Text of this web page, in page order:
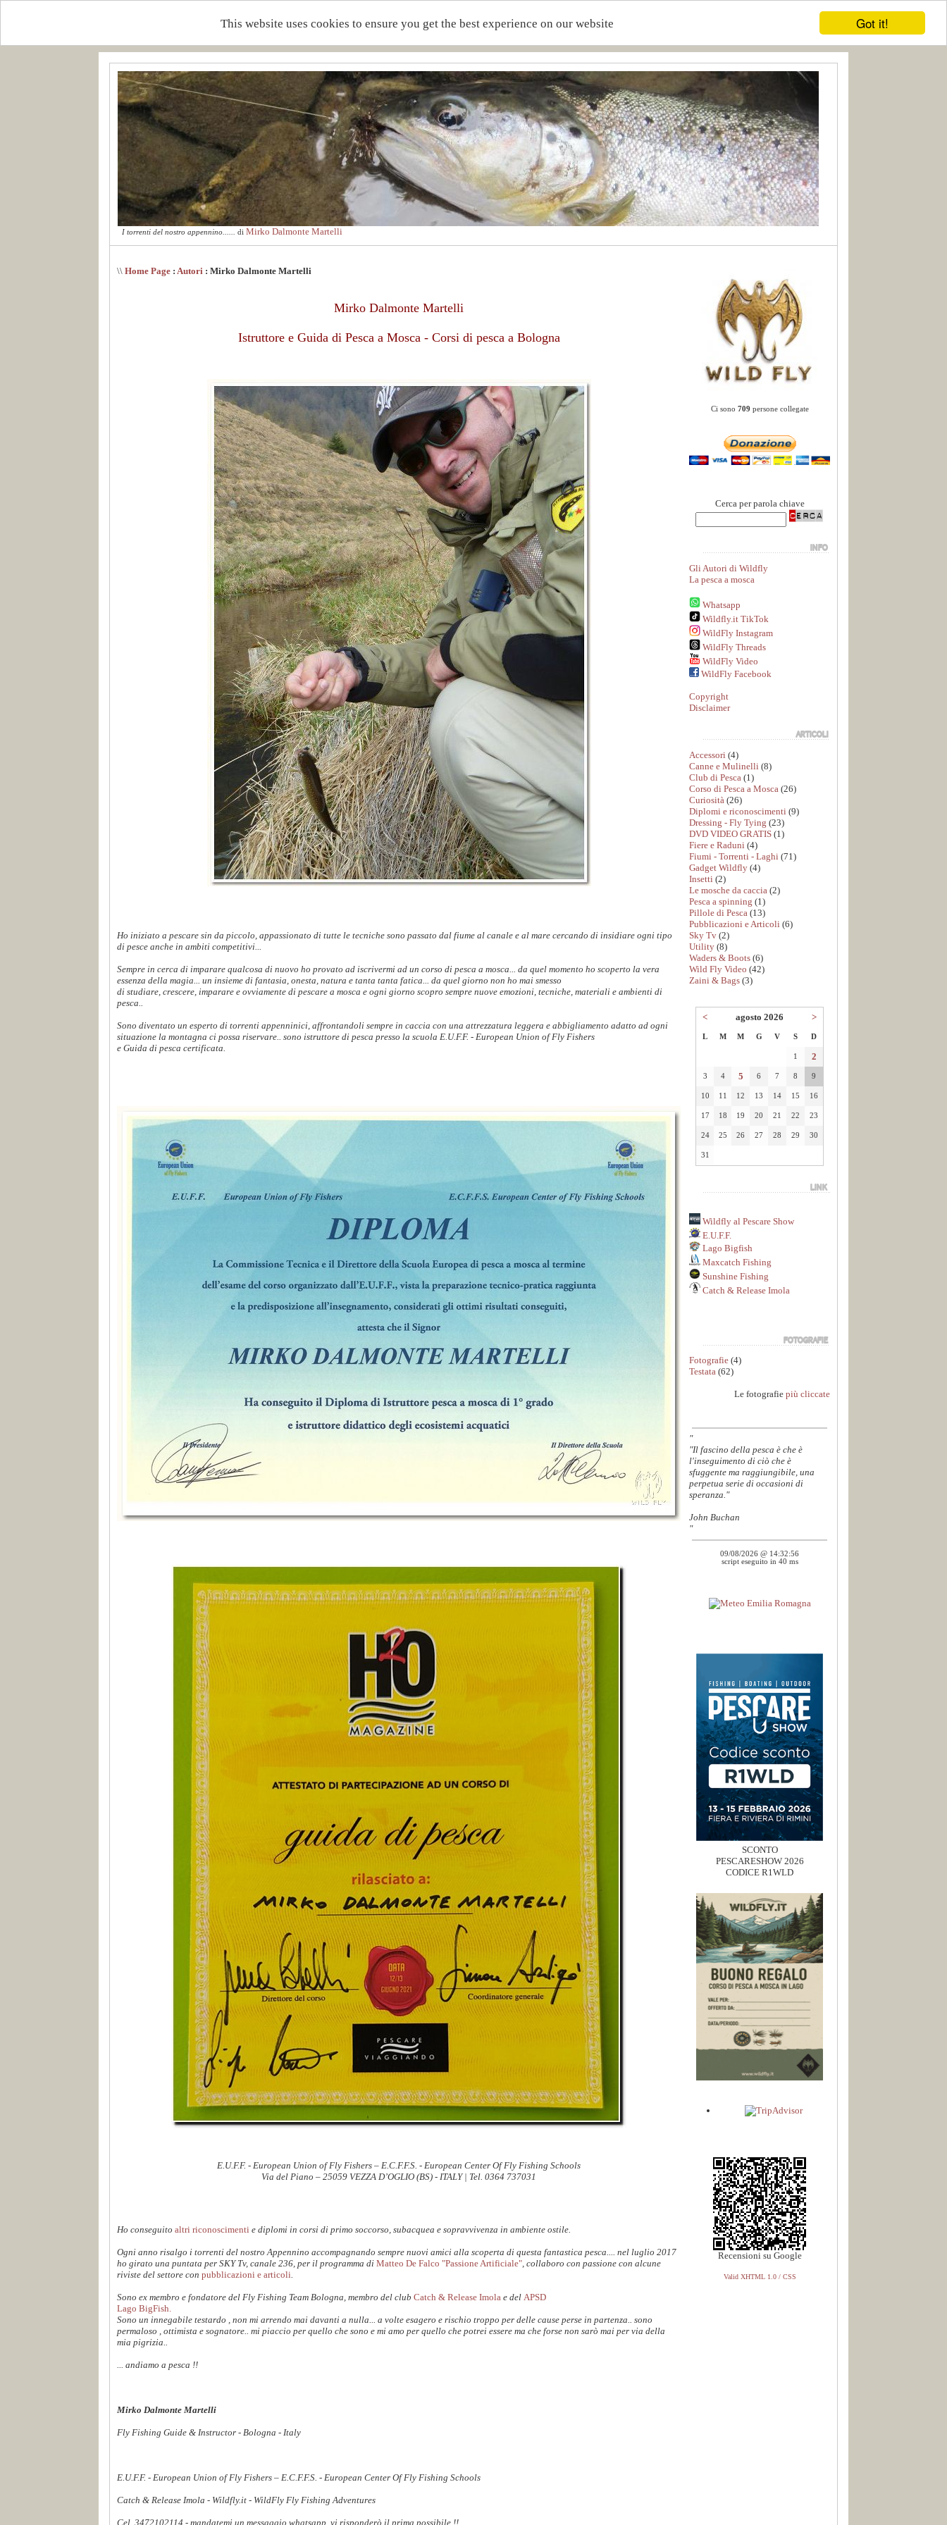
Got it!
This website uses cookies to ensure you get the best experience on our website
I torrenti del nostro appennino...... di Mirko Dalmonte Martelli
\\ Home Page : Autori : Mirko Dalmonte Martelli
Mirko Dalmonte Martelli
Istruttore e Guida di Pesca a Mosca - Corsi di pesca a Bologna
Ho iniziato a pescare sin da piccolo, appassionato di tutte le tecniche sono passato dal fiume al canale e al mare cercando di insidiare ogni tipo
di pesce anche in ambiti competitivi...
Sempre in cerca di imparare qualcosa di nuovo ho provato ad iscrivermi ad un corso di pesca a mosca... da quel momento ho scoperto la vera
essenza della magia... un insieme di fantasia, onesta, natura e tanta tanta fatica... da quel giorno non ho mai smesso
di studiare, crescere, imparare e ovviamente di pescare a mosca e ogni giorno scopro sempre nuove emozioni, tecniche, materiali e ambienti di
pesca..
Sono diventato un esperto di torrenti appenninici, affrontandoli sempre in caccia con una attrezzatura leggera e abbigliamento adatto ad ogni
situazione la montagna ci possa riservare.. sono istruttore di pesca presso la scuola E.U.F.F. - European Union of Fly Fishers
e Guida di pesca certificata.
E.U.F.F. - European Union of Fly Fishers – E.C.F.F.S. - European Center Of Fly Fishing Schools
Via del Piano – 25059 VEZZA D’OGLIO (BS) - ITALY | Tel. 0364 737031
Ho conseguito altri riconoscimenti e diplomi in corsi di primo soccorso, subacquea e sopravvivenza in ambiente ostile.
Ogni anno risalgo i torrenti del nostro Appennino accompagnando sempre nuovi amici alla scoperta di questa fantastica pesca.... nel luglio 2017
ho girato una puntata per SKY Tv, canale 236, per il programma di Matteo De Falco "Passione Artificiale" , collaboro con passione con alcune
riviste del settore con pubblicazioni e articoli
Sono ex membro e fondatore del Fly Fishing Team Bologna, membro del club Catch & Release Imola e del APSD
Lago BigFish.
Sono un innegabile testardo , non mi arrendo mai davanti a nulla... a volte esagero e rischio troppo per delle cause perse in partenza.. sono
permaloso , ottimista e sognatore.. mi piaccio per quello che sono e mi amo per quello che potrei essere ma che forse non sarò mai per via della
mia pigrizia..
... andiamo a pesca !!
Mirko Dalmonte Martelli
Fly Fishing Guide & Instructor - Bologna - Italy
E.U.F.F. - European Union of Fly Fishers – E.C.F.F.S. - European Center Of Fly Fishing Schools
Catch & Release Imola - Wildfly.it - WildFly Fly Fishing Adventures
Cel. 3472102114 - mandatemi un messaggio whatsapp, vi risponderò il prima possibile !!
Ci sono 709 persone collegate
Cerca per parola chiave
Gli Autori di Wildfly
La pesca a mosca
Whatsapp
Wildfly.it TikTok
WildFly Instagram
WildFly Threads
WildFly Video
WildFly Facebook
Copyright
Disclaimer
Accessori (4)
Canne e Mulinelli (8)
Club di Pesca (1)
Corso di Pesca a Mosca (26)
Curiosità (26)
Diplomi e riconoscimenti (9)
Dressing - Fly Tying (23)
DVD VIDEO GRATIS (1)
Fiere e Raduni (4)
Fiumi - Torrenti - Laghi (71)
Gadget Wildfly (4)
Insetti (2)
Le mosche da caccia (2)
Pesca a spinning (1)
Pillole di Pesca (13)
Pubblicazioni e Articoli (6)
Sky Tv (2)
Utility (8)
Waders & Boots (6)
Wild Fly Video (42)
Zaini & Bags (3)
< agosto 2026 >
L M M G V S D
1 2
3 4 5 6 7 8 9
10 11 12 13 14 15 16
17 18 19 20 21 22 23
24 25 26 27 28 29 30
31
Wildfly al Pescare Show
E.U.F.F.
Lago Bigfish
Maxcatch Fishing
Sunshine Fishing
Catch & Release Imola
Fotografie (4)
Testata (62)
Le fotografie più cliccate
"
"Il fascino della pesca è che è
l'inseguimento di ciò che è
sfuggente ma raggiungibile, una
perpetua serie di occasioni di
speranza."
John Buchan
"
09/08/2026 @ 14:32:56
script eseguito in 40 ms
SCONTO
PESCARESHOW 2026
CODICE R1WLD
Recensioni su Google
Valid XHTML 1.0 / CSS